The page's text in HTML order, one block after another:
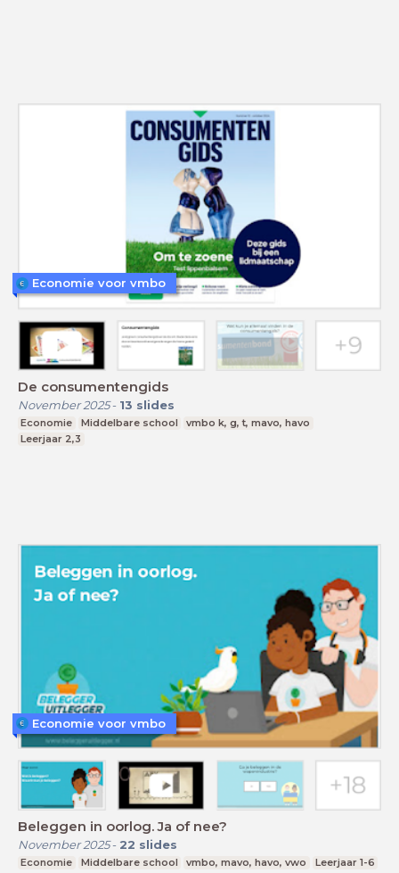
De consumentengids
November 2025- 13 slides
Economie Middelbare school
vmbo k, g, t, mavo, havo
Leerjaar 2,3
Economie voor vmbo
Beleggen in oorlog. Ja of nee?
November 2025- 22 slides
Economie Middelbare school vmbo, mavo, havo, vwo Leerjaar 1-6
Economie voor vmbo